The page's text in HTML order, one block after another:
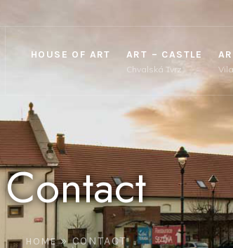
HOUSE OF ART ART – CASTLE
Chvalská Tvrz
Contact
HOME»CONTACT